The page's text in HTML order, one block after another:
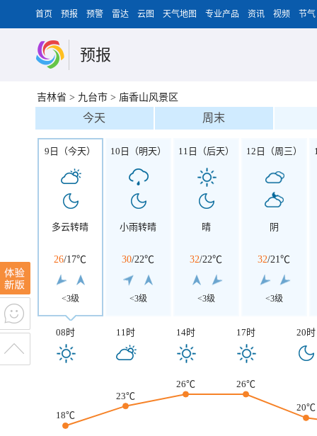
首页 预报 预警 雷达 云图 天气地图 专业产品 资讯 视频 节气
预报
吉林省 > 九台市 > 庙香山风景区
今天 周末
9日（今天）
多云转晴
26/17℃
<3级
10日（明天）
小雨转晴
30/22℃
<3级
11日（后天）
晴
32/22℃
<3级
12日（周三）
阴
32/21℃
<3级
08时 11时 14时 17时 20时
18℃
23℃
26℃ 26℃
20℃